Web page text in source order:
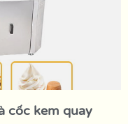
cốc kem quay